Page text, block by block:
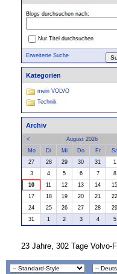
Blogs durchsuchen nach:
Nur Titel durchsuchen
Erweiterte Suche
Kategorien
mein VOLVO
Technik
Archiv
<
August 2026
Mo
Di Mi Do Fr
27
28 29 30 31 1
3
4 5 6 7 8
10
11 12 13 14 15
17
18 19 20 21 22
24
25 26 27 28 29
31
1 2 3 4 5
23 Jahre, 302 Tage Volvo-